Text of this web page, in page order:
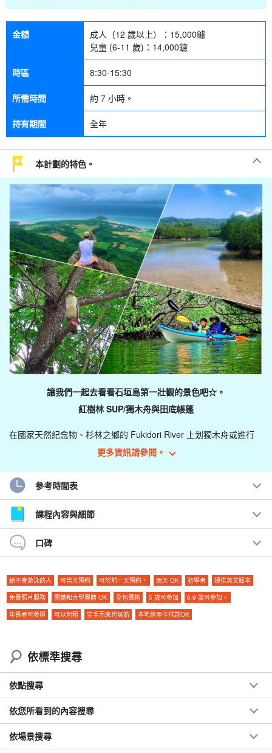
金額 成人（12 歲以上）： 15,000鑢
兒童 (6-11 歲)： 14,000鑢
時區 8:30-15:30
所需時間 約 7 小時。
持有期間 全年
本計劃的特色。
讓我們一起去看看石垣島第一壯觀的景色吧☆。
紅樹林 SUP/獨木舟與田底帳篷
在國家天然紀念物、杉林之鄉的 Fukidori River 上划獨木舟或進行
此計畫包括徒步前往石垣島第二高峰 Nosoko Marpei。
可以眺望地平線的蔚藍大海與石垣島的綠色形成強烈對比！
日本大理石斑岩魚 (Sebastiscus marmoratus)
野底マーペー的正式名稱為野底岳，是一座自然豐富的山岳，距離
機場約 30 分鐘車程，距離石垣港遠島碼頭約 40 分鐘車程。
更多資訊請參閱。
參考時間表
課程內容與細節
口碑
給不會游泳的人 可當天預約 可於前一天預約。 雨天 OK 初學者
提供英文版本
免費照片服務
團體和大型團體 OK 全包價格 5 歲可參加
6-9 歲可參加。
年長者可參與
可以包租 空手而來也無妨 本地信用卡付款OK
依標準搜尋
依點搜尋
依您所看到的內容搜尋
依場景搜尋